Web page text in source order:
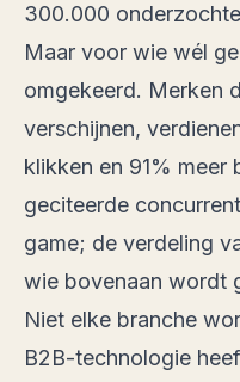
300.000
Maar voor wie wél
omgekeerd. Merken
verschijnen,
klikken en 91% meer
geciteerde
game; de verdeling
wie bovenaan wordt
Niet elke branche
B2B-technologie